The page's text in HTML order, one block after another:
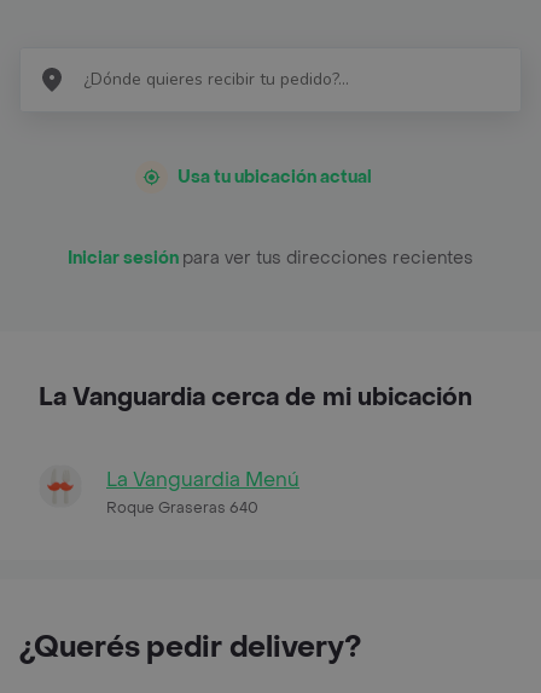
Usa tu ubicación actual
Iniciar sesión para ver tus direcciones recientes
La Vanguardia cerca de mi ubicación
La Vanguardia Menú
Roque Graseras 640
¿Querés pedir delivery?